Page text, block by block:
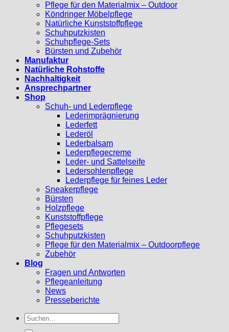
Pflege für den Materialmix – Outdoor
Köndringer Möbelpflege
Natürliche Kunststoffpflege
Schuhputzkisten
Schuhpflege-Sets
Bürsten und Zubehör
Manufaktur
Natürliche Rohstoffe
Nachhaltigkeit
Ansprechpartner
Shop
Schuh- und Lederpflege
Lederimprägnierung
Lederfett
Lederöl
Lederbalsam
Lederpflegecreme
Leder- und Sattelseife
Ledersohlenpflege
Lederpflege für feines Leder
Sneakerpflege
Bürsten
Holzpflege
Kunststoffpflege
Pflegesets
Schuhputzkisten
Pflege für den Materialmix – Outdoorpflege
Zubehör
Blog
Fragen und Antworten
Pflegeanleitung
News
Presseberichte
Suchen
nach: